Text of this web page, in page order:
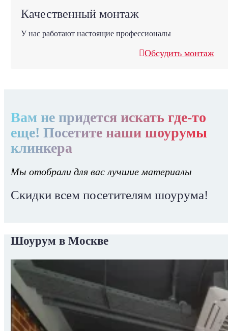
Качественный монтаж
У нас работают настоящие профессионалы
Обсудить монтаж
Вам не придется искать где-то
еще! Посетите наши шоурумы
клинкера
Мы отобрали для вас лучшие материалы
Скидки всем посетителям шоурума!
Шоурум в Москве